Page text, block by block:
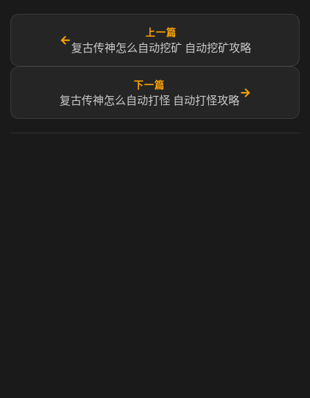
←
上一篇
复古传神怎么自动挖矿 自动挖矿攻略
下一篇
复古传神怎么自动打怪 自动打怪攻略
→